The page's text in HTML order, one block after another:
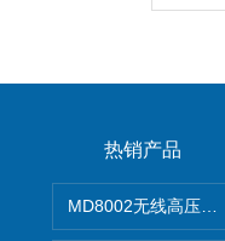
热销产品
MD8002无线高压核